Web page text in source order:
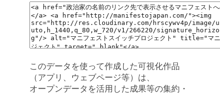
このデータを使って作成した可視化作品
（アプリ、ウェブページ等）は、
オープンデータを活用した成果等の集約・